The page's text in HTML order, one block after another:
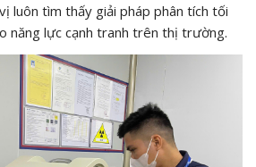
luôn tìm thấy giải pháp phân tích tối
năng lực cạnh tranh trên thị trường.